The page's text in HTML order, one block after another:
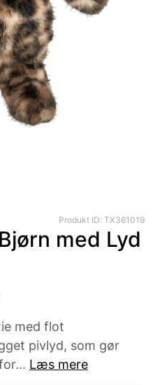
Produkt ID: TX361019
med Lyd
med flot
pivlyd, som gør
Læs mere